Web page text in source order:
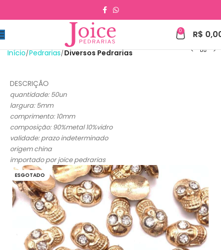
0 R$
Início Pedrarias Diversos Pedrarias
ESGOTADO
DESCRIÇÃO
quantidade: 50un
largura: 5mm
comprimento: 10mm
composição: 90%metal 10%vidro
validade: prazo indeterminado
origem china
importado por joice pedrarias